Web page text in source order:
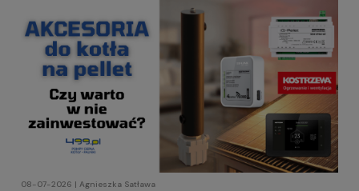
08-07-2026 | Agnieszka Satława